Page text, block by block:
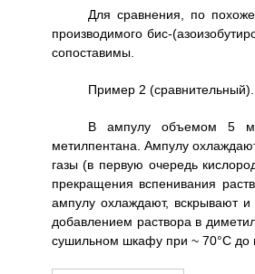
Для сравнения, по
производимого бис-
сопоставимы.
Пример 2 (сравнительный).
В ампулу объемом 5 мл
метилпентана. Ампулу
газы (в первую очередь
прекращения вспенивания
ампулу охлаждают, вскрывают
добавлением раствора в
сушильном шкафу при ~ 70°С до